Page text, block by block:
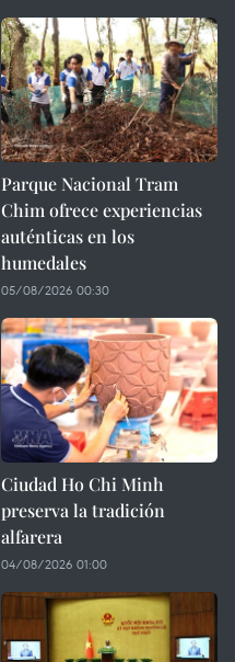
Parque Nacional Tram
Chim ofrece experiencias
auténticas en los
humedales
05/08/2026 00:30
Ciudad Ho Chi Minh
preserva la tradición
alfarera
04/08/2026 01:00